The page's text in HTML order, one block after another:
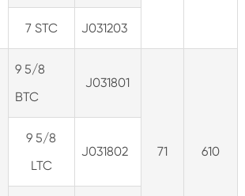
7 STC J031203
9 5/8
BTC
J031801
71 610
9 5/8
LTC
J031802